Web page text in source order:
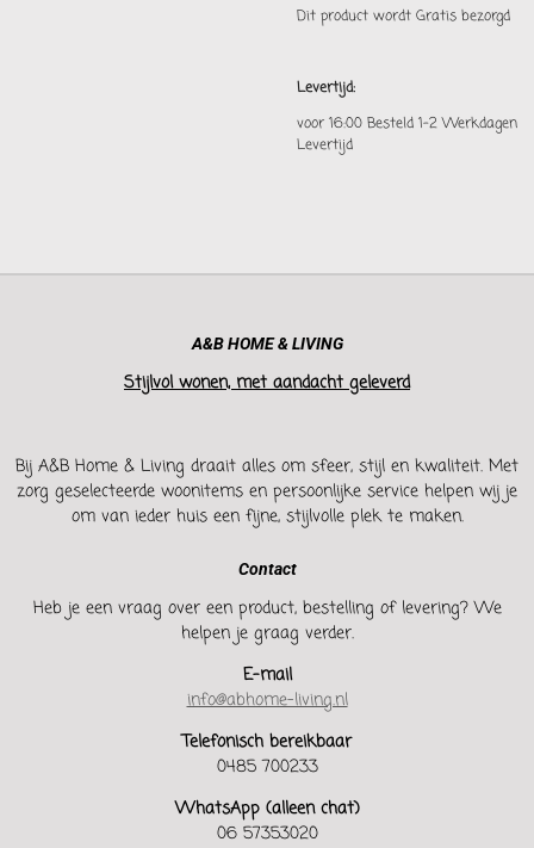
Dit product wordt Gratis bezorgd
Levertijd:
voor 16:00 Besteld 1-2 Werkdagen
Levertijd
A&B HOME & LIVING
Stijlvol wonen, met aandacht geleverd
Bij A&B Home & Living draait alles om sfeer, stijl en kwaliteit. Met
zorg geselecteerde woonitems en persoonlijke service helpen wij je
om van ieder huis een fijne, stijlvolle plek te maken.
Contact
Heb je een vraag over een product, bestelling of levering? We
helpen je graag verder.
E-mail
info@abhome-living.nl
Telefonisch bereikbaar
0485 700233
WhatsApp (alleen chat)
06 57353020